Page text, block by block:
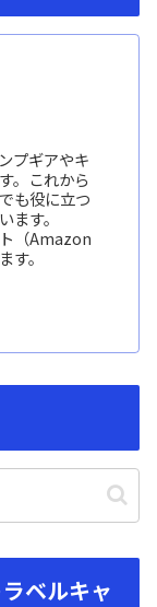
プギアやキ
。これから
も役に立つ
ます。
（Amazon
す。
ベルキャ